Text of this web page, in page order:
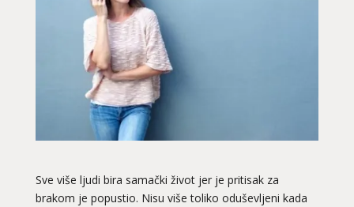
Sve više ljudi bira samački život jer je pritisak za
brakom je popustio. Nisu više toliko oduševljeni kada